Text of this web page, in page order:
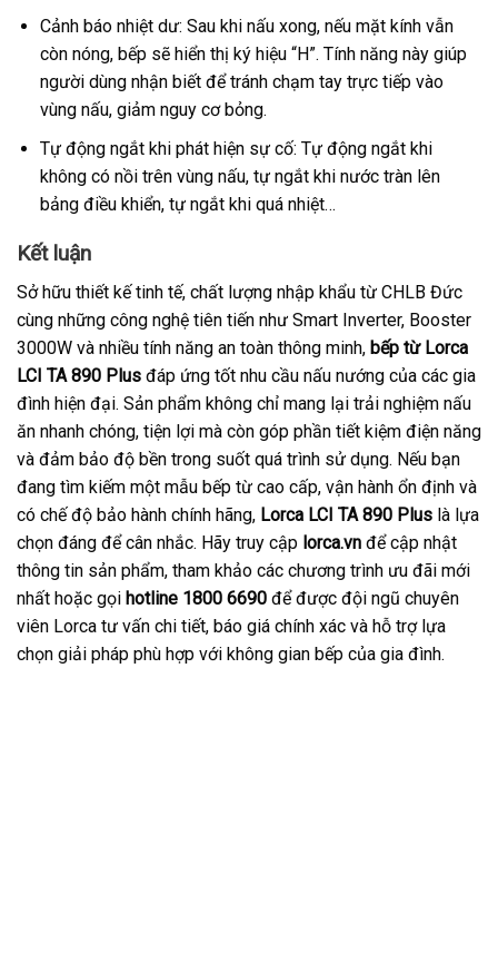
Cảnh báo nhiệt dư: Sau khi nấu xong, nếu mặt kính vẫn
còn nóng, bếp sẽ hiển thị ký hiệu “H”. Tính năng này giúp
người dùng nhận biết để tránh chạm tay trực tiếp vào
vùng nấu, giảm nguy cơ bỏng.
Tự động ngắt khi phát hiện sự cố: Tự động ngắt khi
không có nồi trên vùng nấu, tự ngắt khi nước tràn lên
bảng điều khiển, tự ngắt khi quá nhiệt…
Kết luận
Sở hữu thiết kế tinh tế, chất lượng nhập khẩu từ CHLB Đức
cùng những công nghệ tiên tiến như Smart Inverter, Booster
3000W và nhiều tính năng an toàn thông minh, bếp từ Lorca
LCI TA 890 Plus đáp ứng tốt nhu cầu nấu nướng của các gia
đình hiện đại. Sản phẩm không chỉ mang lại trải nghiệm nấu
ăn nhanh chóng, tiện lợi mà còn góp phần tiết kiệm điện năng
và đảm bảo độ bền trong suốt quá trình sử dụng. Nếu bạn
đang tìm kiếm một mẫu bếp từ cao cấp, vận hành ổn định và
có chế độ bảo hành chính hãng, Lorca LCI TA 890 Plus là lựa
chọn đáng để cân nhắc. Hãy truy cập lorca.vn để cập nhật
thông tin sản phẩm, tham khảo các chương trình ưu đãi mới
nhất hoặc gọi hotline 1800 6690 để được đội ngũ chuyên
viên Lorca tư vấn chi tiết, báo giá chính xác và hỗ trợ lựa
chọn giải pháp phù hợp với không gian bếp của gia đình.